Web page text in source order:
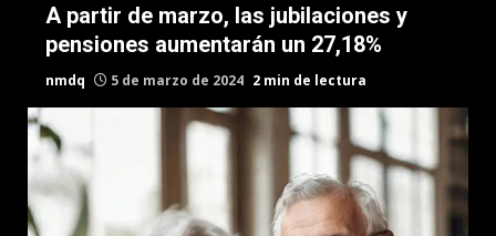
A partir de marzo, las jubilaciones y
pensiones aumentarán un 27,18%
nmdq 5 de marzo de 2024 2 min de lectura